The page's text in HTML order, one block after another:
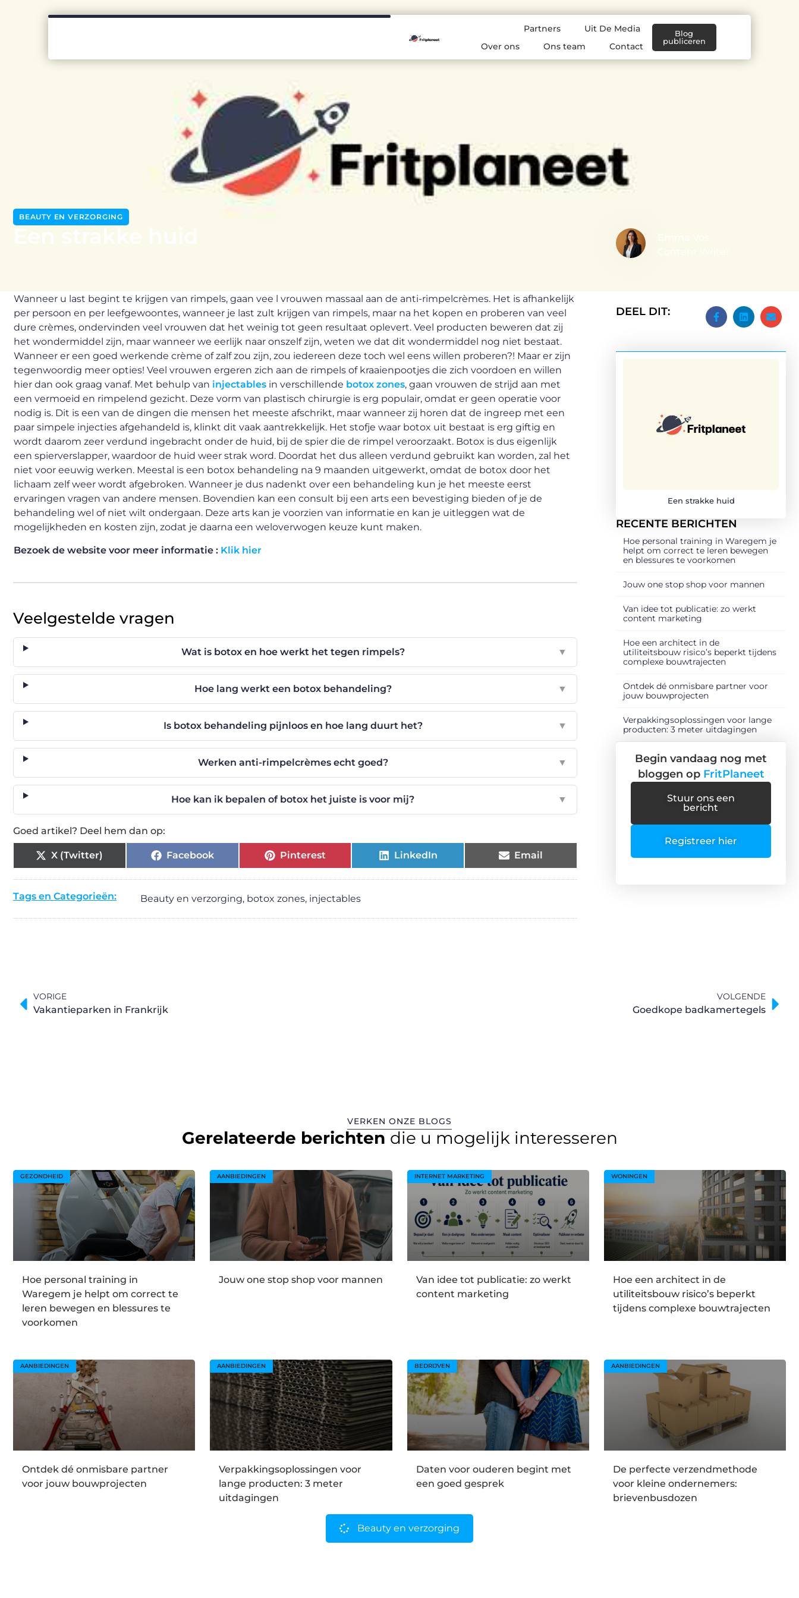
Partners
Uit De Media
Over ons
Ons team Contact
Blog
publiceren
BEAUTY EN VERZORGING
Wanneer u last begint te krijgen van rimpels, gaan vee l vrouwen massaal aan de anti-rimpelcrèmes. Het is afhankelijk
per persoon en per leefgewoontes, wanneer je last zult krijgen van rimpels, maar na het kopen en proberen van veel
dure crèmes, ondervinden veel vrouwen dat het weinig tot geen resultaat oplevert. Veel producten beweren dat zij
het wondermiddel zijn, maar wanneer we eerlijk naar onszelf zijn, weten we dat dit wondermiddel nog niet bestaat.
Wanneer er een goed werkende crème of zalf zou zijn, zou iedereen deze toch wel eens willen proberen?! Maar er zijn
tegenwoordig meer opties! Veel vrouwen ergeren zich aan de rimpels of kraaienpootjes die zich voordoen en willen
hier dan ook graag vanaf. Met behulp van injectables in verschillende botox zones, gaan vrouwen de strijd aan met
een vermoeid en rimpelend gezicht. Deze vorm van plastisch chirurgie is erg populair, omdat er geen operatie voor
nodig is. Dit is een van de dingen die mensen het meeste afschrikt, maar wanneer zij horen dat de ingreep met een
paar simpele injecties afgehandeld is, klinkt dit vaak aantrekkelijk. Het stofje waar botox uit bestaat is erg giftig en
wordt daarom zeer verdund ingebracht onder de huid, bij de spier die de rimpel veroorzaakt. Botox is dus eigenlijk
een spierverslapper, waardoor de huid weer strak word. Doordat het dus alleen verdund gebruikt kan worden, zal het
niet voor eeuwig werken. Meestal is een botox behandeling na 9 maanden uitgewerkt, omdat de botox door het
lichaam zelf weer wordt afgebroken. Wanneer je dus nadenkt over een behandeling kun je het meeste eerst
ervaringen vragen van andere mensen. Bovendien kan een consult bij een arts een bevestiging bieden of je de
behandeling wel of niet wilt ondergaan. Deze arts kan je voorzien van informatie en kan je uitleggen wat de
mogelijkheden en kosten zijn, zodat je daarna een weloverwogen keuze kunt maken.
Bezoek de website voor meer informatie : Klik hier
Veelgestelde vragen
Wat is botox en hoe werkt het tegen rimpels? ▼
Hoe lang werkt een botox behandeling? ▼
Is botox behandeling pijnloos en hoe lang duurt het? ▼
Werken anti-rimpelcrèmes echt goed? ▼
Hoe kan ik bepalen of botox het juiste is voor mij? ▼
Goed artikel? Deel hem dan op:
X (Twitter) Facebook Pinterest LinkedIn Email
Tags en Categorieën: Beauty en verzorging, botox zones, injectables
DEEL DIT:
Een strakke huid
RECENTE BERICHTEN
Hoe personal training in Waregem je
helpt om correct te leren bewegen
en blessures te voorkomen
Jouw one stop shop voor mannen
Van idee tot publicatie: zo werkt
content marketing
Hoe een architect in de
utiliteitsbouw risico’s beperkt tijdens
complexe bouwtrajecten
Ontdek dé onmisbare partner voor
jouw bouwprojecten
Verpakkingsoplossingen voor lange
producten: 3 meter uitdagingen
Begin vandaag nog met
bloggen op FritPlaneet
Stuur ons een
bericht
Registreer hier
VORIGE
Vakantieparken in Frankrijk
VOLGENDE
Goedkope badkamertegels
VERKEN ONZE BLOGS
Gerelateerde berichten die u mogelijk interesseren
GEZONDHEID
Hoe personal training in
Waregem je helpt om correct te
leren bewegen en blessures te
voorkomen
AANBIEDINGEN
Jouw one stop shop voor mannen
INTERNET MARKETING
Van idee tot publicatie: zo werkt
content marketing
WONINGEN
Hoe een architect in de
utiliteitsbouw risico’s beperkt
tijdens complexe bouwtrajecten
AANBIEDINGEN
Ontdek dé onmisbare partner
voor jouw bouwprojecten
AANBIEDINGEN
Verpakkingsoplossingen voor
lange producten: 3 meter
uitdagingen
BEDRIJVEN
Daten voor ouderen begint met
een goed gesprek
AANBIEDINGEN
De perfecte verzendmethode
voor kleine ondernemers:
brievenbusdozen
Beauty en verzorging